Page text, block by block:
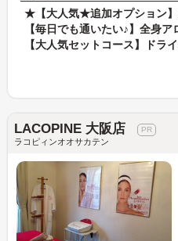
LACOPINE 大阪店
ラコピィンオオサカテン